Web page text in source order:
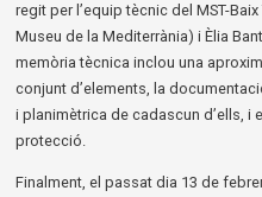
regit per l’equip tècnic del MST-
Museu de la Mediterrània) i Èlia
memòria tècnica inclou una
conjunt d’elements, la
i planimètrica de cadascun d’ells, i
protecció.
Finalment, el passat dia 13 de